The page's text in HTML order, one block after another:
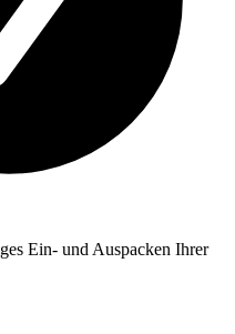
Ein- und Auspacken Ihrer